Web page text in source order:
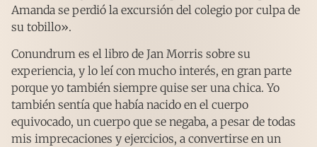
Amanda se perdió la excursión del colegio por culpa de
su tobillo».
Conundrum es el libro de Jan Morris sobre su
experiencia, y lo leí con mucho interés, en gran parte
porque yo también siempre quise ser una chica. Yo
también sentía que había nacido en el cuerpo
equivocado, un cuerpo que se negaba, a pesar de todas
mis imprecaciones y ejercicios, a convertirse en un